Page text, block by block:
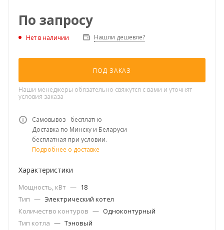
По запросу
Нет в наличии Нашли дешевле?
ПОД ЗАКАЗ
Наши менеджеры обязательно свяжутся с вами и уточнят
условия заказа
Самовывоз - бесплатно
Доставка по Минску и Беларуси
бесплатная при условии.
Подробнее о доставке
Характеристики
Мощность, кВт — 18
Тип — Электрический котел
Количество контуров — Одноконтурный
Тип котла — Тэновый